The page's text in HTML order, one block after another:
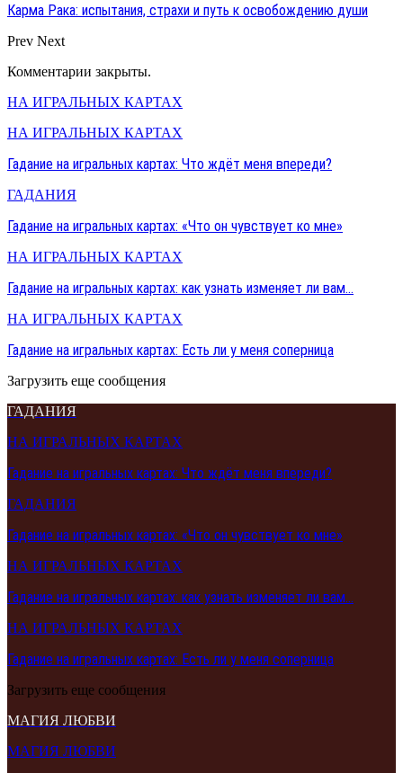
Карма Рака: испытания, страхи и путь к освобождению души
Prev Next
Комментарии закрыты.
НА ИГРАЛЬНЫХ КАРТАХ
НА ИГРАЛЬНЫХ КАРТАХ
Гадание на игральных картах: Что ждёт меня впереди?
ГАДАНИЯ
Гадание на игральных картах: «Что он чувствует ко мне»
НА ИГРАЛЬНЫХ КАРТАХ
Гадание на игральных картах: как узнать изменяет ли вам…
НА ИГРАЛЬНЫХ КАРТАХ
Гадание на игральных картах: Есть ли у меня соперница
Загрузить еще сообщения
ГАДАНИЯ
НА ИГРАЛЬНЫХ КАРТАХ
Гадание на игральных картах: Что ждёт меня впереди?
ГАДАНИЯ
Гадание на игральных картах: «Что он чувствует ко мне»
НА ИГРАЛЬНЫХ КАРТАХ
Гадание на игральных картах: как узнать изменяет ли вам…
НА ИГРАЛЬНЫХ КАРТАХ
Гадание на игральных картах: Есть ли у меня соперница
Загрузить еще сообщения
МАГИЯ ЛЮБВИ
МАГИЯ ЛЮБВИ